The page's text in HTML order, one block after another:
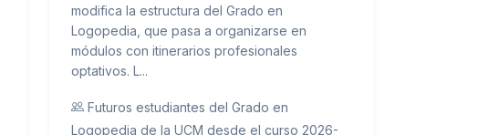
modifica la estructura del Grado en
Logopedia, que pasa a organizarse en
módulos con itinerarios profesionales
optativos. L...
Futuros estudiantes del Grado en
Logopedia de la UCM desde el curso 2026-